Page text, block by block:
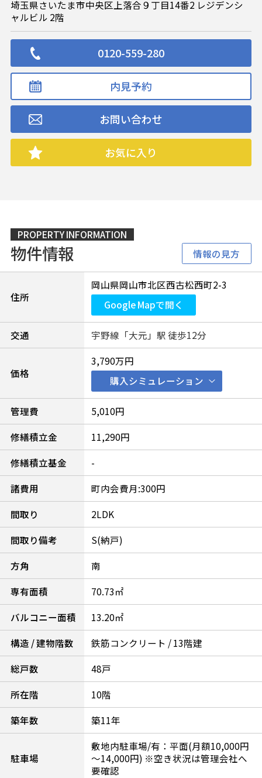
埼玉県さいたま市中央区上落合９丁目14番2 レジデンシ
ャルビル 2階
0120-559-280
内見予約
お問い合わせ
お気に入り
PROPERTY INFORMATION
物件情報 情報の見方
住所
岡山県岡山市北区西古松西町2-3
Google Mapで開く
交通 宇野線「大元」駅 徒歩12分
価格
3,790万円
購入シミュレーション
管理費
5,010円
修繕積立金
11,290円
修繕積立基金
-
諸費用
町内会費月:300円
間取り
2LDK
間取り備考
S(納戸)
方角
南
専有面積
70.73㎡
バルコニー面積
13.20㎡
構造 / 建物階数
鉄筋コンクリート / 13階建
総戸数
48戸
所在階
10階
築年数
築11年
駐車場
敷地内駐車場/有：平面(月額10,000円
～14,000円) ※空き状況は管理会社へ
要確認